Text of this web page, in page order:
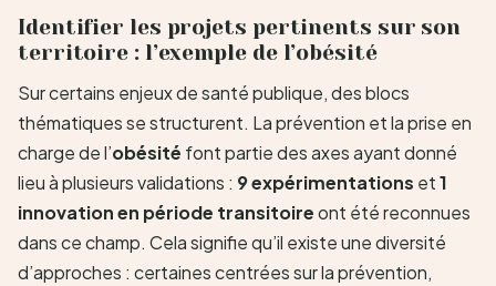
Identifier les projets pertinents sur son
territoire : l’exemple de l’obésité
Sur certains enjeux de santé publique, des blocs
thématiques se structurent. La prévention et la prise en
charge de l’obésité font partie des axes ayant donné
lieu à plusieurs validations : 9 expérimentations et1
innovation en période transitoireont été reconnues
dans ce champ. Cela signifie qu’il existe une diversité
d’approches : certaines centrées sur la prévention,